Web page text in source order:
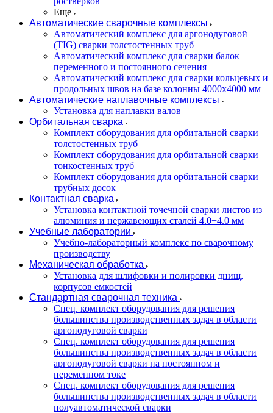
Еще
Автоматические сварочные комплексы
Автоматический комплекс для аргонодуговой
(TIG) сварки толстостенных труб
Автоматический комплекс для сварки балок
переменного и постоянного сечения
Автоматический комплекс для сварки кольцевых и
продольных швов на базе колонны 4000x4000 мм
Автоматические наплавочные комплексы
Установка для наплавки валов
Орбитальная сварка
Комплект оборудования для орбитальной сварки
толстостенных труб
Комплект оборудования для орбитальной сварки
тонкостенных труб
Комплект оборудования для орбитальной сварки
трубных досок
Контактная сварка
Установка контактной точечной сварки листов из
алюминия и нержавеющих сталей 4.0+4.0 мм
Учебные лаборатории
Учебно-лабораторный комплекс по сварочному
производству
Механическая обработка
Установка для шлифовки и полировки днищ,
корпусов емкостей
Стандартная сварочная техника
Спец. комплект оборудования для решения
большинства производственных задач в области
аргонодуговой сварки
Спец. комплект оборудования для решения
большинства производственных задач в области
аргонодуговой сварки на постоянном и
переменном токе
Спец. комплект оборудования для решения
большинства производственных задач в области
полуавтоматической сварки